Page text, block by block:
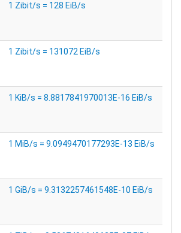
1 Zibit/s = 128 EiB/s
1 Zibit/s = 131072 EiB/s
1 KiB/s = 8.8817841970013E-16 EiB/s
1 MiB/s = 9.0949470177293E-13 EiB/s
1 GiB/s = 9.3132257461548E-10 EiB/s